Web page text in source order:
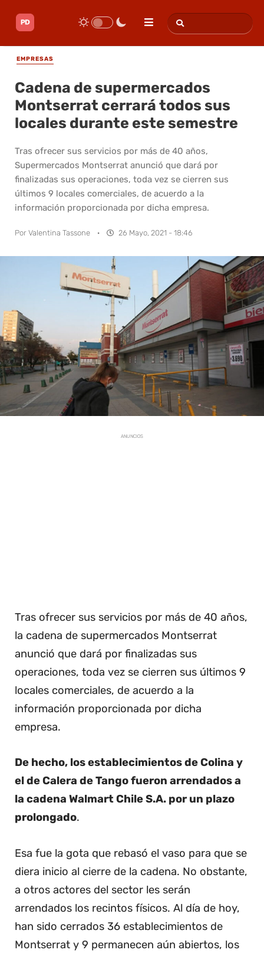
EMPRESAS
Cadena de supermercados
Montserrat cerrará todos sus
locales durante este semestre
Tras ofrecer sus servicios por más de 40 años,
Supermercados Montserrat anunció que dará por
finalizadas sus operaciones, toda vez se cierren sus
últimos 9 locales comerciales, de acuerdo a la
información proporcionada por dicha empresa.
Por Valentina Tassone · 26 Mayo, 2021 - 18:46
ANUNCIOS
Tras ofrecer sus servicios por más de 40 años,
la cadena de supermercados Montserrat
anunció que dará por finalizadas sus
operaciones, toda vez se cierren sus últimos 9
locales comerciales, de acuerdo a la
información proporcionada por dicha
empresa.
De hecho, los establecimientos de Colina y
el de Calera de Tango fueron arrendados a
la cadena Walmart Chile S.A. por un plazo
prolongado.
Esa fue la gota que rebasó el vaso para que se
diera inicio al cierre de la cadena. No obstante,
a otros actores del sector les serán
arrendados los recintos físicos. Al día de hoy,
han sido cerrados 36 establecimientos de
Montserrat y 9 permanecen aún abiertos, los